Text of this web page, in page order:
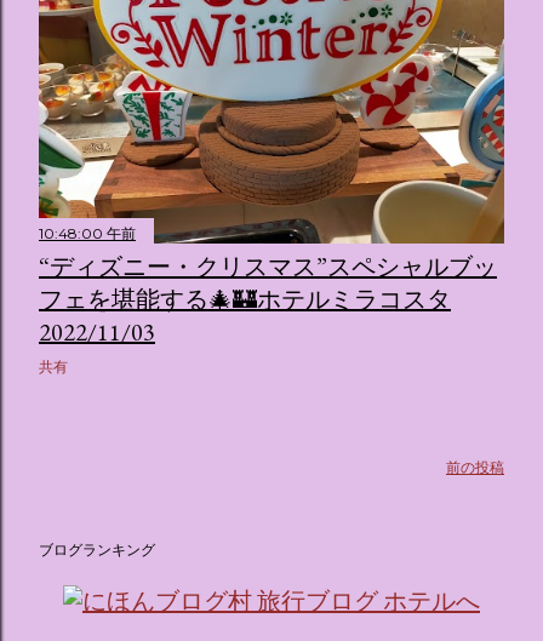
のホテル」 デジタルメディア技術で世界的に知られるクリエ
イティブプロダクション「d'strict」が手掛けており、五感を
刺激する美しいデジタルアートとストーリー性の高い全11の
テーマブースで構成されています。 チェックインからスター
ト ：ピンクを基調とした華やかなエントランスロビーでルー
ムキーを受け取り、まるでホテルに滞在するかのような没入
感を味わいながら進んでいきます。ロビーではお花をまとっ
たポムポムプリンが出迎えてくれます。 幻想的な共有スペー
ス ：きらめく光に満ちたガーデンや、美しいボールルーム
（舞踏会）、さらには本物の砂を使ったピンク色の美しいビ
ーチ（ポチャッコの隣に座れるエリア）など、写真映え間違
いなしの空間が広がります。 🛌 2. 個性あふれる「9つの客室
（テーマルーム）」 イベントの目玉となるのが、サンリオの
人気キャラクターたちがそれぞれの“好き”や理想を詰め込ん
10:48:00 午前
“ディズニー・クリスマス”スペシャルブッ
フェを堪能する🎄🏰ホテルミラコスタ
2022/11/03
共有
前の投稿
ブログランキング